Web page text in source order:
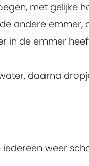
met gelijke
andere emmer,
in de emmer
daarna
weer